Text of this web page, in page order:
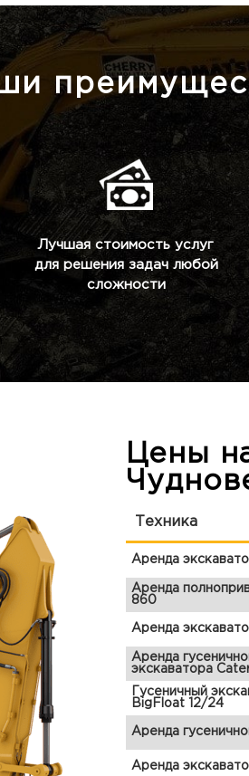
Лучшая стоимость услуг
для решения задач любой
сложности
Цены
Техника
Аренда
Аренда
860
Аренда
Аренда
экскаватора
Гусеничный
BigFloat 12/24
Аренда
Аренда